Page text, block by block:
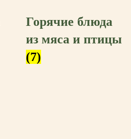
Горячие блюда
из мяса и птицы
(7)